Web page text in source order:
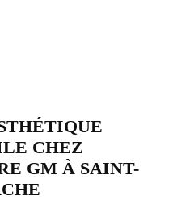
CHEZ
GM À SAINT-